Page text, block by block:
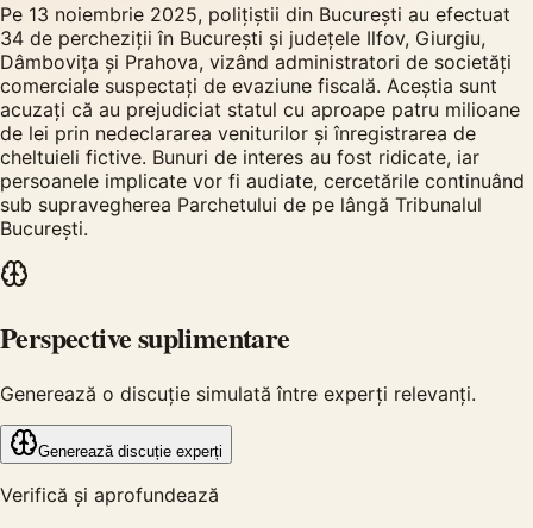
Pe 13 noiembrie 2025, polițiștii din București au efectuat
34 de percheziții în București și județele Ilfov, Giurgiu,
Dâmbovița și Prahova, vizând administratori de societăți
comerciale suspectați de evaziune fiscală. Aceștia sunt
acuzați că au prejudiciat statul cu aproape patru milioane
de lei prin nedeclararea veniturilor și înregistrarea de
cheltuieli fictive. Bunuri de interes au fost ridicate, iar
persoanele implicate vor fi audiate, cercetările continuând
sub supravegherea Parchetului de pe lângă Tribunalul
București.
Perspective suplimentare
Generează o discuție simulată între experți relevanți.
Generează discuție experți
Verifică și aprofundează